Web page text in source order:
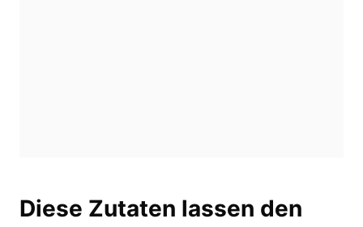
Diese Zutaten lassen den